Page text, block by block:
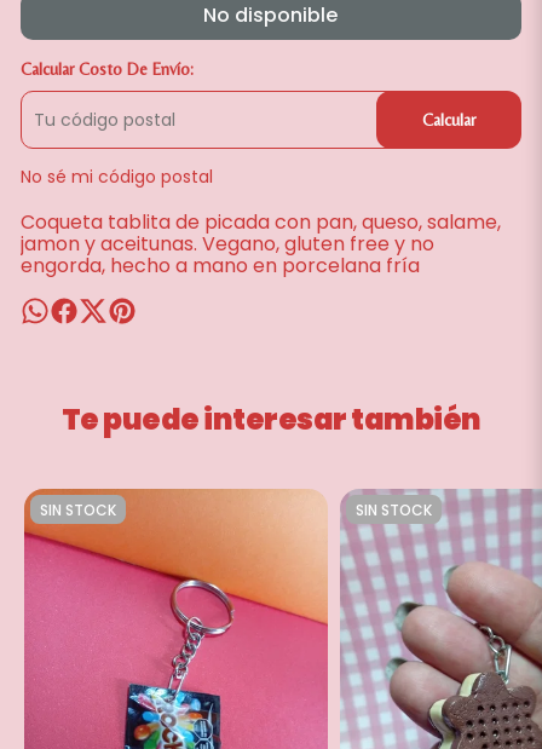
No disponible
Calcular Costo De Envío:
Calcular
No sé mi código postal
Coqueta tablita de picada con pan, queso, salame,
jamon y aceitunas. Vegano, gluten free y no
engorda, hecho a mano en porcelana fría
Te puede interesar también
SIN STOCK SIN STOCK